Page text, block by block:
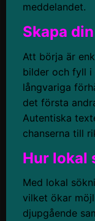
meddelandet.
Skapa
Att börja är
bilder och fyll
långvariga
det första
Autentiska
chanserna till
Hur lokal
Med lokal
vilket ökar
djupgående